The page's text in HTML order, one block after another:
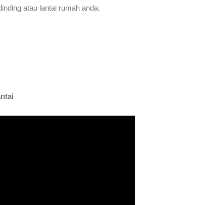
atau lantai rumah anda.